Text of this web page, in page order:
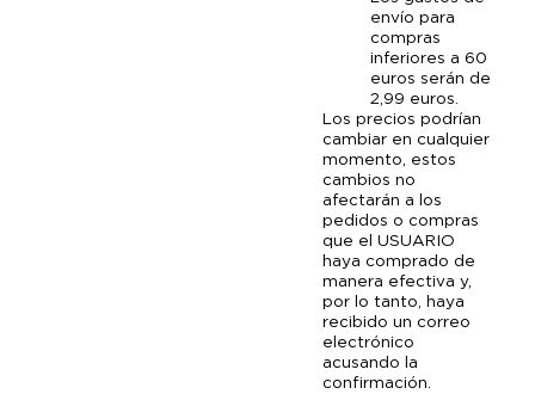
envío para
compras
inferiores a 60
euros serán de
2,99 euros.
Los precios podrían
cambiar en cualquier
momento, estos
cambios no
afectarán a los
pedidos o compras
que el USUARIO
haya comprado de
manera efectiva y,
por lo tanto, haya
recibido un correo
electrónico
acusando la
confirmación.